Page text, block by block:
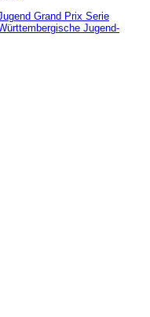
Grand Prix Serie
Jugend-